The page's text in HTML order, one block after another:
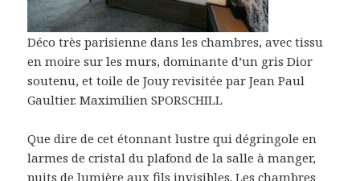
Déco très parisienne dans les chambres, avec tissu
en moire sur les murs, dominante d’un gris Dior
soutenu, et toile de Jouy revisitée par Jean Paul
Gaultier.Maximilien SPORSCHILL
Que dire de cet étonnant lustre qui dégringole en
larmes de cristal du plafond de la salle à manger,
puits de lumière aux fils invisibles. Les chambres